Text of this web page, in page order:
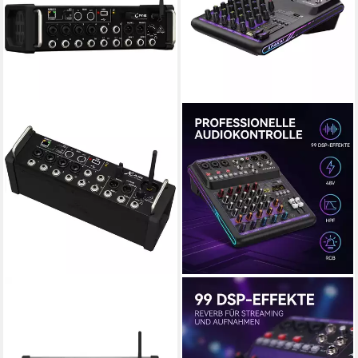
Mischpulte, Digital Mixer),
NSIHING
Mischpult 5-Kanal DSP Digital
Mischpult, Audio Mixer mit 99
DSP Effekten, USB, Audio